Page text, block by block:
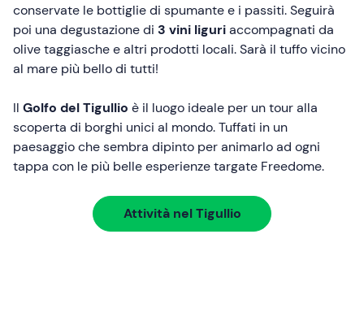
conservate le bottiglie di spumante e i passiti. Seguirà
poi una degustazione di 3 vini liguriaccompagnati da
olive taggiasche e altri prodotti locali. Sarà il tuffo vicino
al mare più bello di tutti!
Il Golfo del Tigullio è il luogo ideale per un tour alla
scoperta di borghi unici al mondo. Tuffati in un
paesaggio che sembra dipinto per animarlo ad ogni
tappa con le più belle esperienze targate Freedome.
Attività nel Tigullio